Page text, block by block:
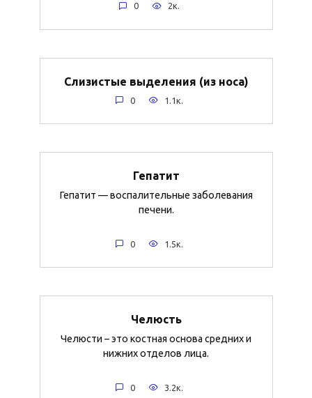
0 2к.
Слизистые выделения (из носа)
0 1.1к.
Гепатит
Гепатит — воспалительные заболевания
печени.
0 1.5к.
Челюсть
Челюсти – это костная основа средних и
нижних отделов лица.
0 3.2к.